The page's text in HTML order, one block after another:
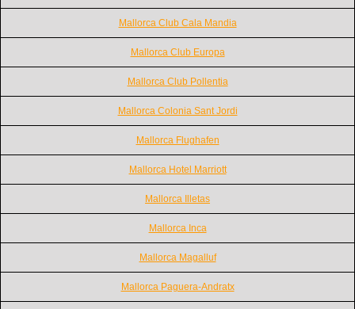
Mallorca Club Cala Mandia
Mallorca Club Europa
Mallorca Club Pollentia
Mallorca Colonia Sant Jordi
Mallorca Flughafen
Mallorca Hotel Marriott
Mallorca Illetas
Mallorca Inca
Mallorca Magalluf
Mallorca Paguera-Andratx